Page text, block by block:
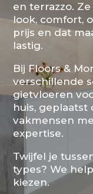
en terrazzo.
look, comfort,
prijs en dat
lastig.
Bij Floors &
verschillende
gietvloeren
huis, geplaatst
vakmensen
expertise.
Twijfel je
types? We
kiezen.